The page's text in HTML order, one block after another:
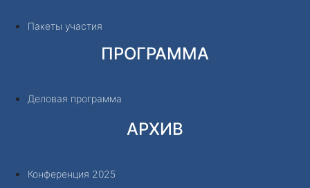
Пакеты участия
ПРОГРАММА
Деловая программа
АРХИВ
Конференция 2025